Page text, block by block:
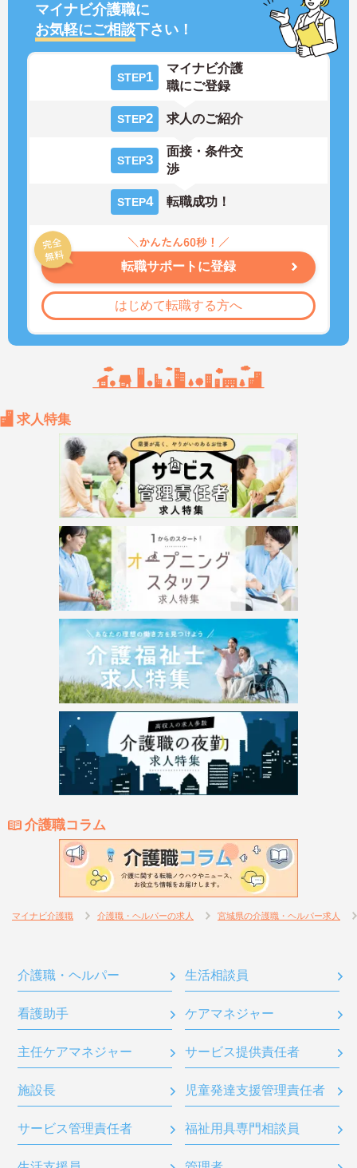
マイナビ介護職に
お気軽にご相談下さい！
STEP1
マイナビ介護
職にご登録
STEP2 求人のご紹介
STEP3
面接・条件交
渉
STEP4 転職成功！
転職サポートに登録
はじめて転職する方へ
求人特集
介護職コラム
マイナビ介護職 介護職・ヘルパーの求人 宮城県の介護職・ヘルパー求人
介護職・ヘルパー 生活相談員
看護助手 ケアマネジャー
主任ケアマネジャー サービス提供責任者
施設長 児童発達支援管理責任者
サービス管理責任者 福祉用具専門相談員